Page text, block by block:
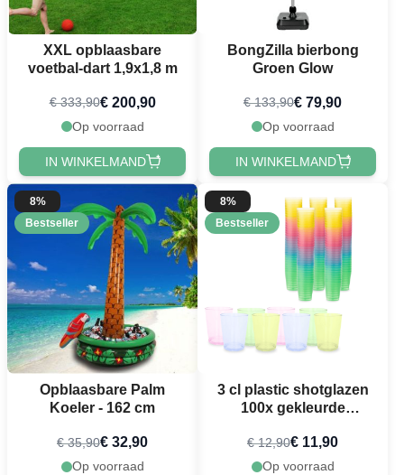
XXL opblaasbare
voetbal-dart 1,9x1,8 m
€ 333,90€ 200,90
Op voorraad
IN WINKELMAND
BongZilla bierbong
Groen Glow
€ 133,90€ 79,90
Op voorraad
IN WINKELMAND
8%
Bestseller
Opblaasbare Palm
Koeler - 162 cm
€ 35,90€ 32,90
Op voorraad
8%
Bestseller
3 cl plastic shotglazen
100x gekleurde
€ 12,90€ 11,90
Op voorraad